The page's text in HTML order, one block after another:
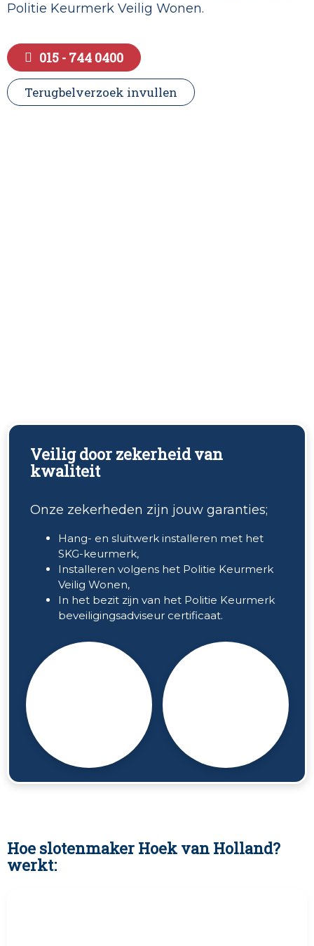
Politie Keurmerk Veilig Wonen.
015 - 744 0400
Terugbelverzoek invullen
Veilig door zekerheid van
kwaliteit
Onze zekerheden zijn jouw garanties;
Hang- en sluitwerk installeren met het
SKG-keurmerk,
Installeren volgens het Politie Keurmerk
Veilig Wonen,
In het bezit zijn van het Politie Keurmerk
beveiligingsadviseur certificaat.
Hoe slotenmaker Hoek van Holland?
werkt: